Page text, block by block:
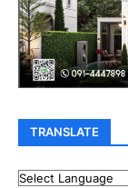
TRANSLATE